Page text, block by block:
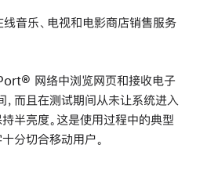
乐、电视和电影商店销售服务
网络中浏览网页和接收电子
而且在测试期间从未让系统进入
半亮度。这是使用过程中的典型
分切合移动用户。